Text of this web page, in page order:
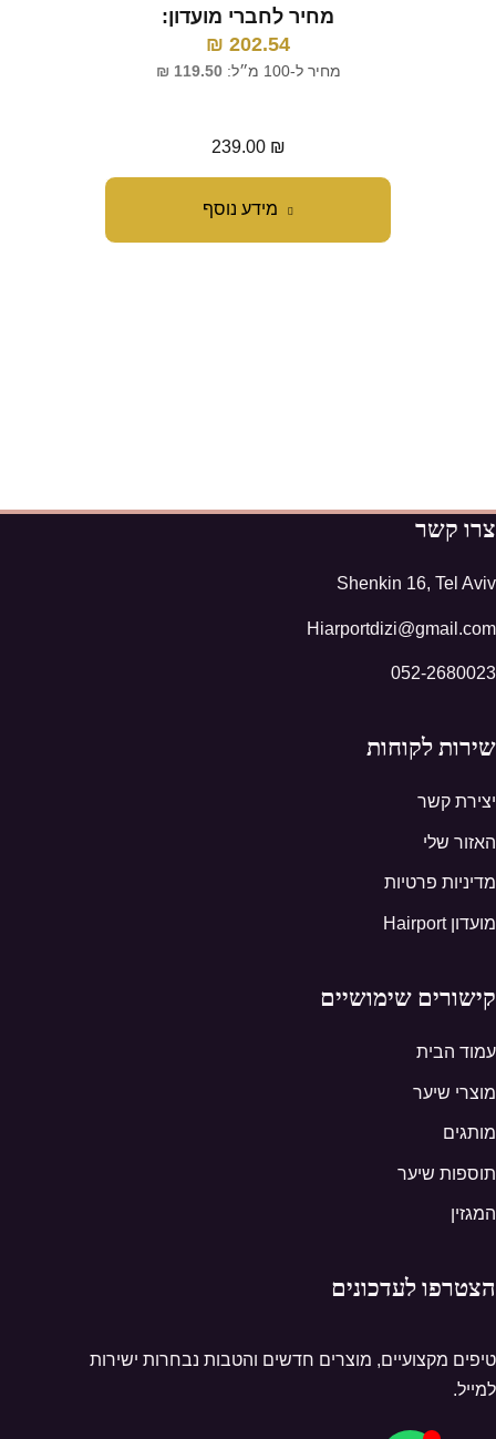
מידע נוסף
מחיר לחברי מועדון:
202.54
₪
מחיר ל-100 מ״ל: 119.50
₪
239.00 ₪
צרו קשר
Shenkin 16, Tel Aviv
Hiarportdizi@gmail.com
052-2680023
שירות לקוחות
יצירת קשר
האזור שלי
מדיניות פרטיות
מועדון Hairport
קישורים שימושיים
עמוד הבית
מוצרי שיער
מותגים
תוספות שיער
המגזין
הצטרפו לעדכונים
טיפים מקצועיים, מוצרים חדשים והטבות נבחרות ישירות
למייל.